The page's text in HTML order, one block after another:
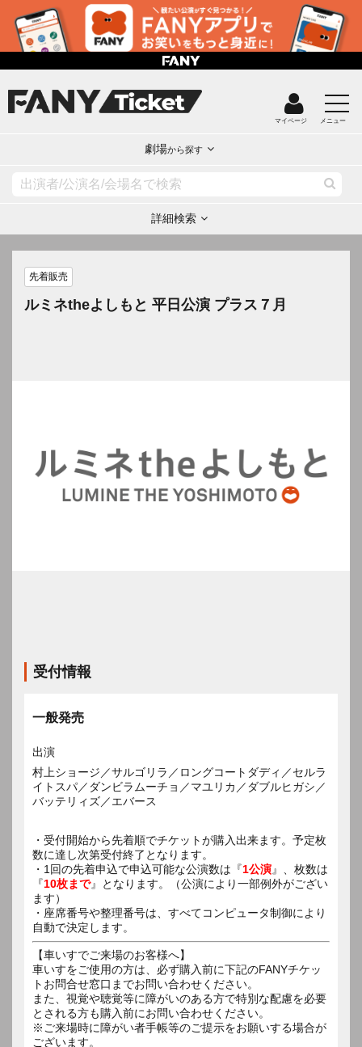
マイページ メニュー
劇場から探す
詳細検索
先着販売
ルミネtheよしもと 平日公演 プラス７月
受付情報
一般発売
出演
村上ショージ／サルゴリラ／ロングコートダディ／セルラ
イトスパ／ダンビラムーチョ／マユリカ／ダブルヒガシ／
バッテリィズ／エバース
・受付開始から先着順でチケットが購入出来ます。予定枚
数に達し次第受付終了となります。
・1回の先着申込で申込可能な公演数は『1公演』、枚数は
『10枚まで』となります。（公演により一部例外がござい
ます）
・座席番号や整理番号は、すべてコンピュータ制御により
自動で決定します。
【車いすでご来場のお客様へ】
車いすをご使用の方は、必ず購入前に下記のFANYチケッ
トお問合せ窓口までお問い合わせください。
また、視覚や聴覚等に障がいのある方で特別な配慮を必要
とされる方も購入前にお問い合わせください。
※ご来場時に障がい者手帳等のご提示をお願いする場合が
ございます。